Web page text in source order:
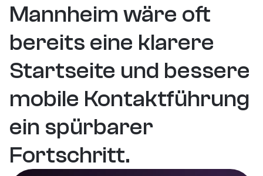
Mannheim wäre oft
bereits eine klarere
Startseite und bessere
mobile Kontaktführung
ein spürbarer
Fortschritt.